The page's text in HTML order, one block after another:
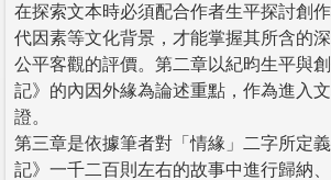
在探索文本時必須配合作者生平探討創
代因素等文化背景，才能掌握其所含的
公平客觀的評價。第二章以紀昀生平與
記》的內因外緣為論述重點，作為進入
證。
第三章是依據筆者對「情緣」二字所定
記》一千二百則左右的故事中進行歸納